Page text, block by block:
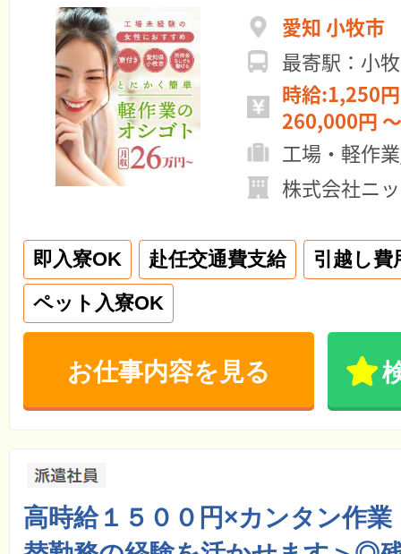
愛知 小牧市
最寄駅：小
時給:1,250
260,000円
工場・軽作
株式会社ニ
即入寮OK 赴任交通費支給
引越し費
ペット入寮OK
お仕事内容を見る
高時給１５００円×カンタン作業